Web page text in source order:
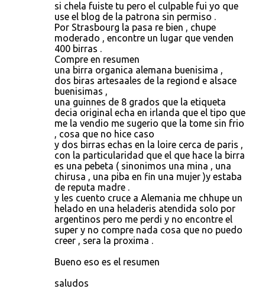
si chela fuiste tu pero el culpable fui yo que
use el blog de la patrona sin permiso .
Por Strasbourg la pasa re bien , chupe
moderado , encontre un lugar que venden
400 birras .
Compre en resumen
una birra organica alemana buenisima ,
dos biras artesaales de la regiond e alsace
buenisimas ,
una guinnes de 8 grados que la etiqueta
decia original echa en irlanda que el tipo que
me la vendio me sugerio que la tome sin frio
, cosa que no hice caso
y dos birras echas en la loire cerca de paris ,
con la particularidad que el que hace la birra
es una pebeta ( sinonimos una mina , una
chirusa , una piba en fin una mujer )y estaba
de reputa madre .
y les cuento cruce a Alemania me chhupe un
helado en una heladeris atendida solo por
argentinos pero me perdi y no encontre el
super y no compre nada cosa que no puedo
creer , sera la proxima .
Bueno eso es el resumen
saludos